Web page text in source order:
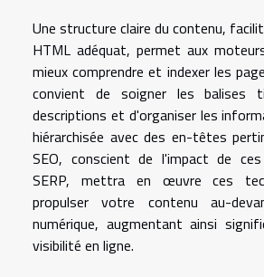
Une structure claire du contenu,
HTML adéquat, permet aux
mieux comprendre et indexer les
convient de soigner les balises
descriptions et d'organiser les
hiérarchisée avec des en-têtes
SEO, conscient de l'impact de
SERP, mettra en œuvre ces
propulser votre contenu au-
numérique, augmentant ainsi
visibilité en ligne.